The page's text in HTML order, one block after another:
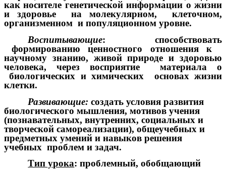
как носителе генетической информации о жизни
и здоровье на молекулярном, клеточном,
организменном и популяционном уровне.
Воспитывающие: способствовать
формированию ценностного отношения к
научному знанию, живой природе и здоровью
человека, через восприятие материала о
биологических и химических основах жизни
клетки.
Развивающие: создать условия развития
биологического мышления, мотивов учения
(познавательных, внутренних, социальных и
творческой самореализации), общеучебных и
предметных умений и навыков решения
учебных проблем и задач.
Тип урока: проблемный, обобщающий